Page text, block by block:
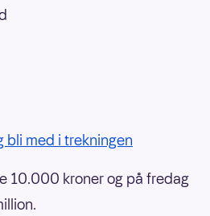
bli med i trekningen
10.000 kroner og på fredag